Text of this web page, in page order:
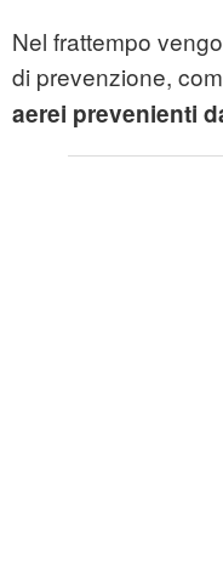
Nel frattempo
di prevenzione,
aerei prevenienti